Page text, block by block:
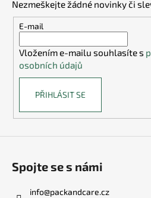
y
v
i
Nezmeškejte žádné novinky či
E-mail
Vložením e-mailu souhlasíte s
osobních údajů
PŘIHLÁSIT SE
Spojte se s námi
info@packandcare.cz